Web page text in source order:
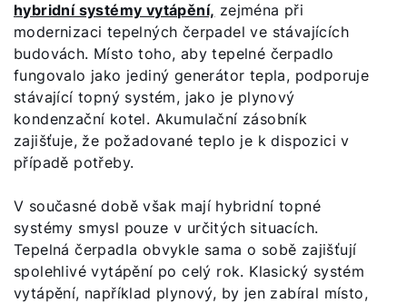
hybridní systémy vytápění, zejména při
modernizaci tepelných čerpadel ve stávajících
budovách. Místo toho, aby tepelné čerpadlo
fungovalo jako jediný generátor tepla, podporuje
stávající topný systém, jako je plynový
kondenzační kotel. Akumulační zásobník
zajišťuje, že požadované teplo je k dispozici v
případě potřeby.
V současné době však mají hybridní topné
systémy smysl pouze v určitých situacích.
Tepelná čerpadla obvykle sama o sobě zajišťují
spolehlivé vytápění po celý rok. Klasický systém
vytápění, například plynový, by jen zabíral místo,